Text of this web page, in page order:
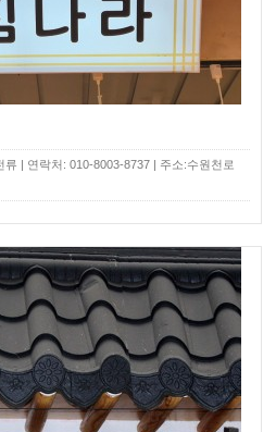
| 연락처: 010-8003-8737 | 주소:수원천로